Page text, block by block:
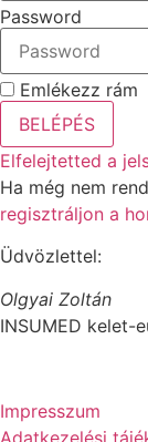
Password
Emlékezz rám
BELÉPÉS
Elfelejtetted a
Ha még nem
regisztráljon a
Üdvözlettel:
Olgyai Zoltán
INSUMED kelet-
Impresszum
Adatkezelési